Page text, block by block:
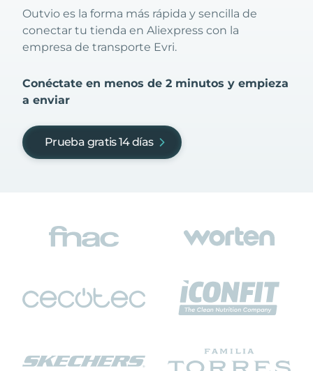
Outvio es la forma más rápida y sencilla de
conectar tu tienda en Aliexpress con la
empresa de transporte Evri.
Conéctate en menos de 2 minutos y empieza
a enviar
Prueba gratis 14 días